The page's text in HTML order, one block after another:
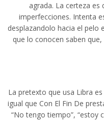
agrada. La certeza es
imperfecciones. Intenta
desplazandolo hacia el pelo
que lo conocen saben
La pretexto que usa Libra
igual que Con El Fin De
“No tengo tiempo”, “estoy